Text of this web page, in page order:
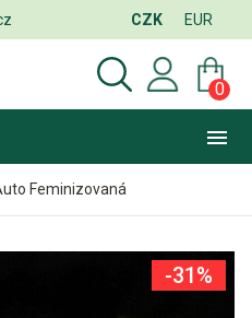
CZK EUR
0
Feminizovaná
-31%